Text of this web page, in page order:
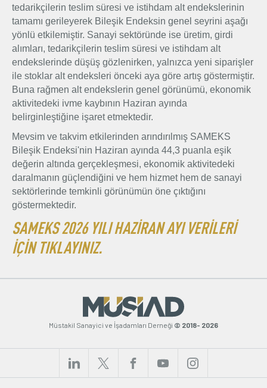
tedarikçilerin teslim süresi ve istihdam alt endekslerinin
tamamı gerileyerek Bileşik Endeksin genel seyrini aşağı
yönlü etkilemiştir. Sanayi sektöründe ise üretim, girdi
alımları, tedarikçilerin teslim süresi ve istihdam alt
endekslerinde düşüş gözlenirken, yalnızca yeni siparişler
ile stoklar alt endeksleri önceki aya göre artış göstermiştir.
Buna rağmen alt endekslerin genel görünümü, ekonomik
aktivitedeki ivme kaybının Haziran ayında
belirginleştiğine işaret etmektedir.
Mevsim ve takvim etkilerinden arındırılmış SAMEKS
Bileşik Endeksi'nin Haziran ayında 44,3 puanla eşik
değerin altında gerçekleşmesi, ekonomik aktivitedeki
daralmanın güçlendiğini ve hem hizmet hem de sanayi
sektörlerinde temkinli görünümün öne çıktığını
göstermektedir.
SAMEKS 2026 YILI HAZİRAN AYI VERİLERİ
İÇİN TIKLAYINIZ.
Müstakil Sanayici ve İşadamları Derneği © 2018- 2026